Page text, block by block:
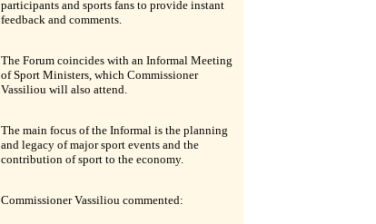
participants and sports fans to provide instant
feedback and comments.
The Forum coincides with an Informal Meeting
of Sport Ministers, which Commissioner
Vassiliou will also attend.
The main focus of the Informal is the planning
and legacy of major sport events and the
contribution of sport to the economy.
Commissioner Vassiliou commented: